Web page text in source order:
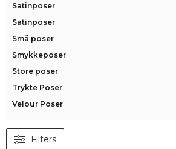
Satinposer
Satinposer
Små poser
Smykkeposer
Store poser
Trykte Poser
Velour Poser
Filters